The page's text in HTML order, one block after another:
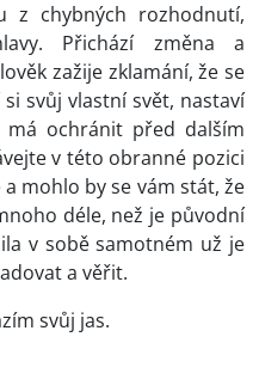
z chybných rozhodnutí,
Přichází změna a
zažije zklamání, že se
svůj vlastní svět, nastaví
ochránit před dalším
v této obranné pozici
mohlo by se vám stát, že
déle, než je původní
v sobě samotném už je
a věřit.
svůj jas.